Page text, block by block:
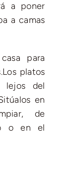
a poner
a camas
para
platos
lejos del
en
de
o en el